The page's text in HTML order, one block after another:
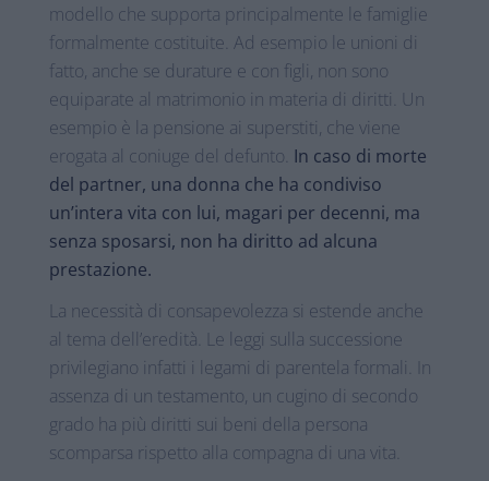
modello che supporta principalmente le famiglie
formalmente costituite. Ad esempio le unioni di
fatto, anche se durature e con figli, non sono
equiparate al matrimonio in materia di diritti. Un
esempio è la pensione ai superstiti, che viene
erogata al coniuge del defunto. In caso di morte
del partner, una donna che ha condiviso
un’intera vita con lui, magari per decenni, ma
senza sposarsi, non ha diritto ad alcuna
prestazione.
La necessità di consapevolezza si estende anche
al tema dell’eredità. Le leggi sulla successione
privilegiano infatti i legami di parentela formali. In
assenza di un testamento, un cugino di secondo
grado ha più diritti sui beni della persona
scomparsa rispetto alla compagna di una vita.